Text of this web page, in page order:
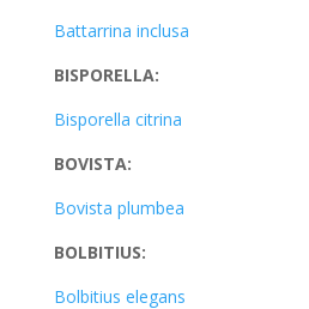
Battarrina inclusa
BISPORELLA:
Bisporella citrina
BOVISTA:
Bovista plumbea
BOLBITIUS:
Bolbitius elegans